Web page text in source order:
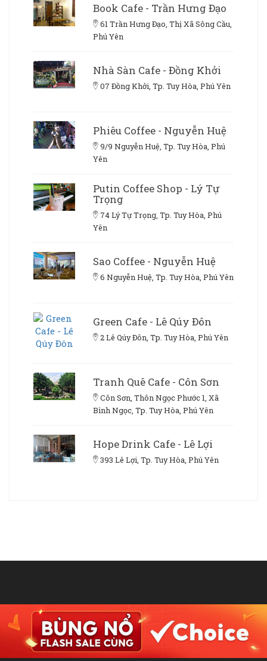
Book Cafe - Trần Hưng Đạo
61 Trần Hưng Đạo, Thị Xã Sông Cầu,
Phú Yên
Nhà Sàn Cafe - Đồng Khởi
07 Đồng Khởi, Tp. Tuy Hòa, Phú Yên
Phiêu Coffee - Nguyễn Huệ
9/9 Nguyễn Huệ, Tp. Tuy Hòa, Phú
Yên
Putin Coffee Shop - Lý Tự
Trọng
74 Lý Tự Trọng, Tp. Tuy Hòa, Phú
Yên
Sao Coffee - Nguyễn Huệ
6 Nguyễn Huệ, Tp. Tuy Hòa, Phú Yên
Green Cafe - Lê Qúy Đôn
2 Lê Qúy Đôn, Tp. Tuy Hòa, Phú Yên
Tranh Quê Cafe - Côn Sơn
Côn Sơn, Thôn Ngọc Phước 1, Xã
Bình Ngọc, Tp. Tuy Hòa, Phú Yên
Hope Drink Cafe - Lê Lợi
393 Lê Lợi, Tp. Tuy Hòa, Phú Yên